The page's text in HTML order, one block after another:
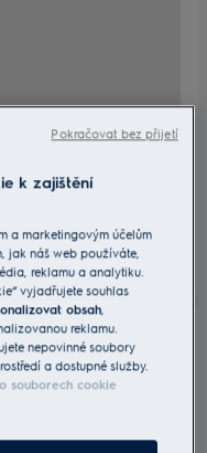
k zajištění
a marketingovým účelům
jak náš web používáte,
reklamu a analytiku.
vyjadřujete souhlas
obsah,
reklamu.
nepovinné soubory
a dostupné služby.
souborech cookie
Pokračovat bez přijetí